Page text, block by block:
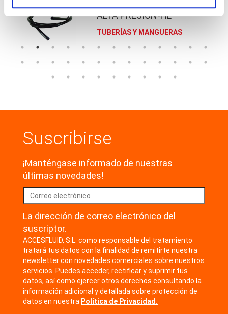
ALTA PRESIÓN-HL
TUBERÍAS Y MANGUERAS
Suscribirse
¡Manténgase informado de nuestras
últimas novedades!
La dirección de correo electrónico del
suscriptor.
ACCESFLUID, S.L. como responsable del tratamiento
tratará tus datos con la finalidad de remitirte nuestra
newsletter con novedades comerciales sobre nuestros
servicios. Puedes acceder, rectificar y suprimir tus
datos, así como ejercer otros derechos consultando la
información adicional y detallada sobre protección de
datos en nuestra Política de Privacidad.